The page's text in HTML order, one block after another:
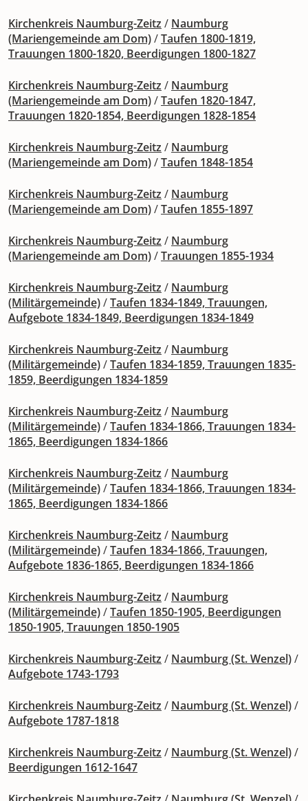
Kirchenkreis Naumburg-Zeitz / Naumburg
(Mariengemeinde am Dom)/Taufen 1800-1819,
Trauungen 1800-1820, Beerdigungen 1800-1827
Kirchenkreis Naumburg-Zeitz / Naumburg
(Mariengemeinde am Dom)/Taufen 1820-1847,
Trauungen 1820-1854, Beerdigungen 1828-1854
Kirchenkreis Naumburg-Zeitz / Naumburg
(Mariengemeinde am Dom)/Taufen 1848-1854
Kirchenkreis Naumburg-Zeitz / Naumburg
(Mariengemeinde am Dom)/Taufen 1855-1897
Kirchenkreis Naumburg-Zeitz / Naumburg
(Mariengemeinde am Dom)/Trauungen 1855-1934
Kirchenkreis Naumburg-Zeitz / Naumburg
(Militärgemeinde)/Taufen 1834-1849, Trauungen,
Aufgebote 1834-1849, Beerdigungen 1834-1849
Kirchenkreis Naumburg-Zeitz / Naumburg
(Militärgemeinde)/Taufen 1834-1859, Trauungen 1835-
1859, Beerdigungen 1834-1859
Kirchenkreis Naumburg-Zeitz / Naumburg
(Militärgemeinde)/Taufen 1834-1866, Trauungen 1834-
1865, Beerdigungen 1834-1866
Kirchenkreis Naumburg-Zeitz / Naumburg
(Militärgemeinde)/Taufen 1834-1866, Trauungen 1834-
1865, Beerdigungen 1834-1866
Kirchenkreis Naumburg-Zeitz / Naumburg
(Militärgemeinde)/Taufen 1834-1866, Trauungen,
Aufgebote 1836-1865, Beerdigungen 1834-1866
Kirchenkreis Naumburg-Zeitz / Naumburg
(Militärgemeinde)/Taufen 1850-1905, Beerdigungen
1850-1905, Trauungen 1850-1905
Kirchenkreis Naumburg-Zeitz / Naumburg (St. Wenzel)/
Aufgebote 1743-1793
Kirchenkreis Naumburg-Zeitz / Naumburg (St. Wenzel)/
Aufgebote 1787-1818
Kirchenkreis Naumburg-Zeitz / Naumburg (St. Wenzel)/
Beerdigungen 1612-1647